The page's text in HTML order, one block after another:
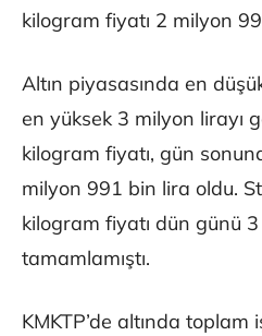
kilogram fiyatı 2 milyon
Altın piyasasında en
en yüksek 3 milyon lirayı
kilogram fiyatı, gün
milyon 991 bin lira oldu.
kilogram fiyatı dün günü
tamamlamıştı.
KMKTP’de altında